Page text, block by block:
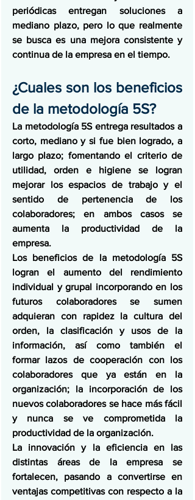
periódicas entregan soluciones a
mediano plazo, pero lo que realmente
se busca es una mejora consistente y
continua de la empresa en el tiempo.
¿Cuales son los beneficios
de la metodología 5S?
La metodología 5S entrega resultados a
corto, mediano y si fue bien logrado, a
largo plazo; fomentando el criterio de
utilidad, orden e higiene se logran
mejorar los espacios de trabajo y el
sentido de pertenencia de los
colaboradores; en ambos casos se
aumenta la productividad de la
empresa.
Los beneficios de la metodología 5S
logran el aumento del rendimiento
individual y grupal incorporando en los
futuros colaboradores se sumen
adquieran con rapidez la cultura del
orden, la clasificación y usos de la
información, así como también el
formar lazos de cooperación con los
colaboradores que ya están en la
organización; la incorporación de los
nuevos colaboradores se hace más fácil
y nunca se ve comprometida la
productividad de la organización.
La innovación y la eficiencia en las
distintas áreas de la empresa se
fortalecen, pasando a convertirse en
ventajas competitivas con respecto a la